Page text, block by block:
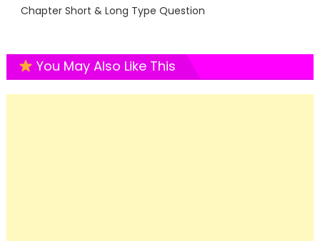
Chapter Short & Long Type Question
You May Also Like This